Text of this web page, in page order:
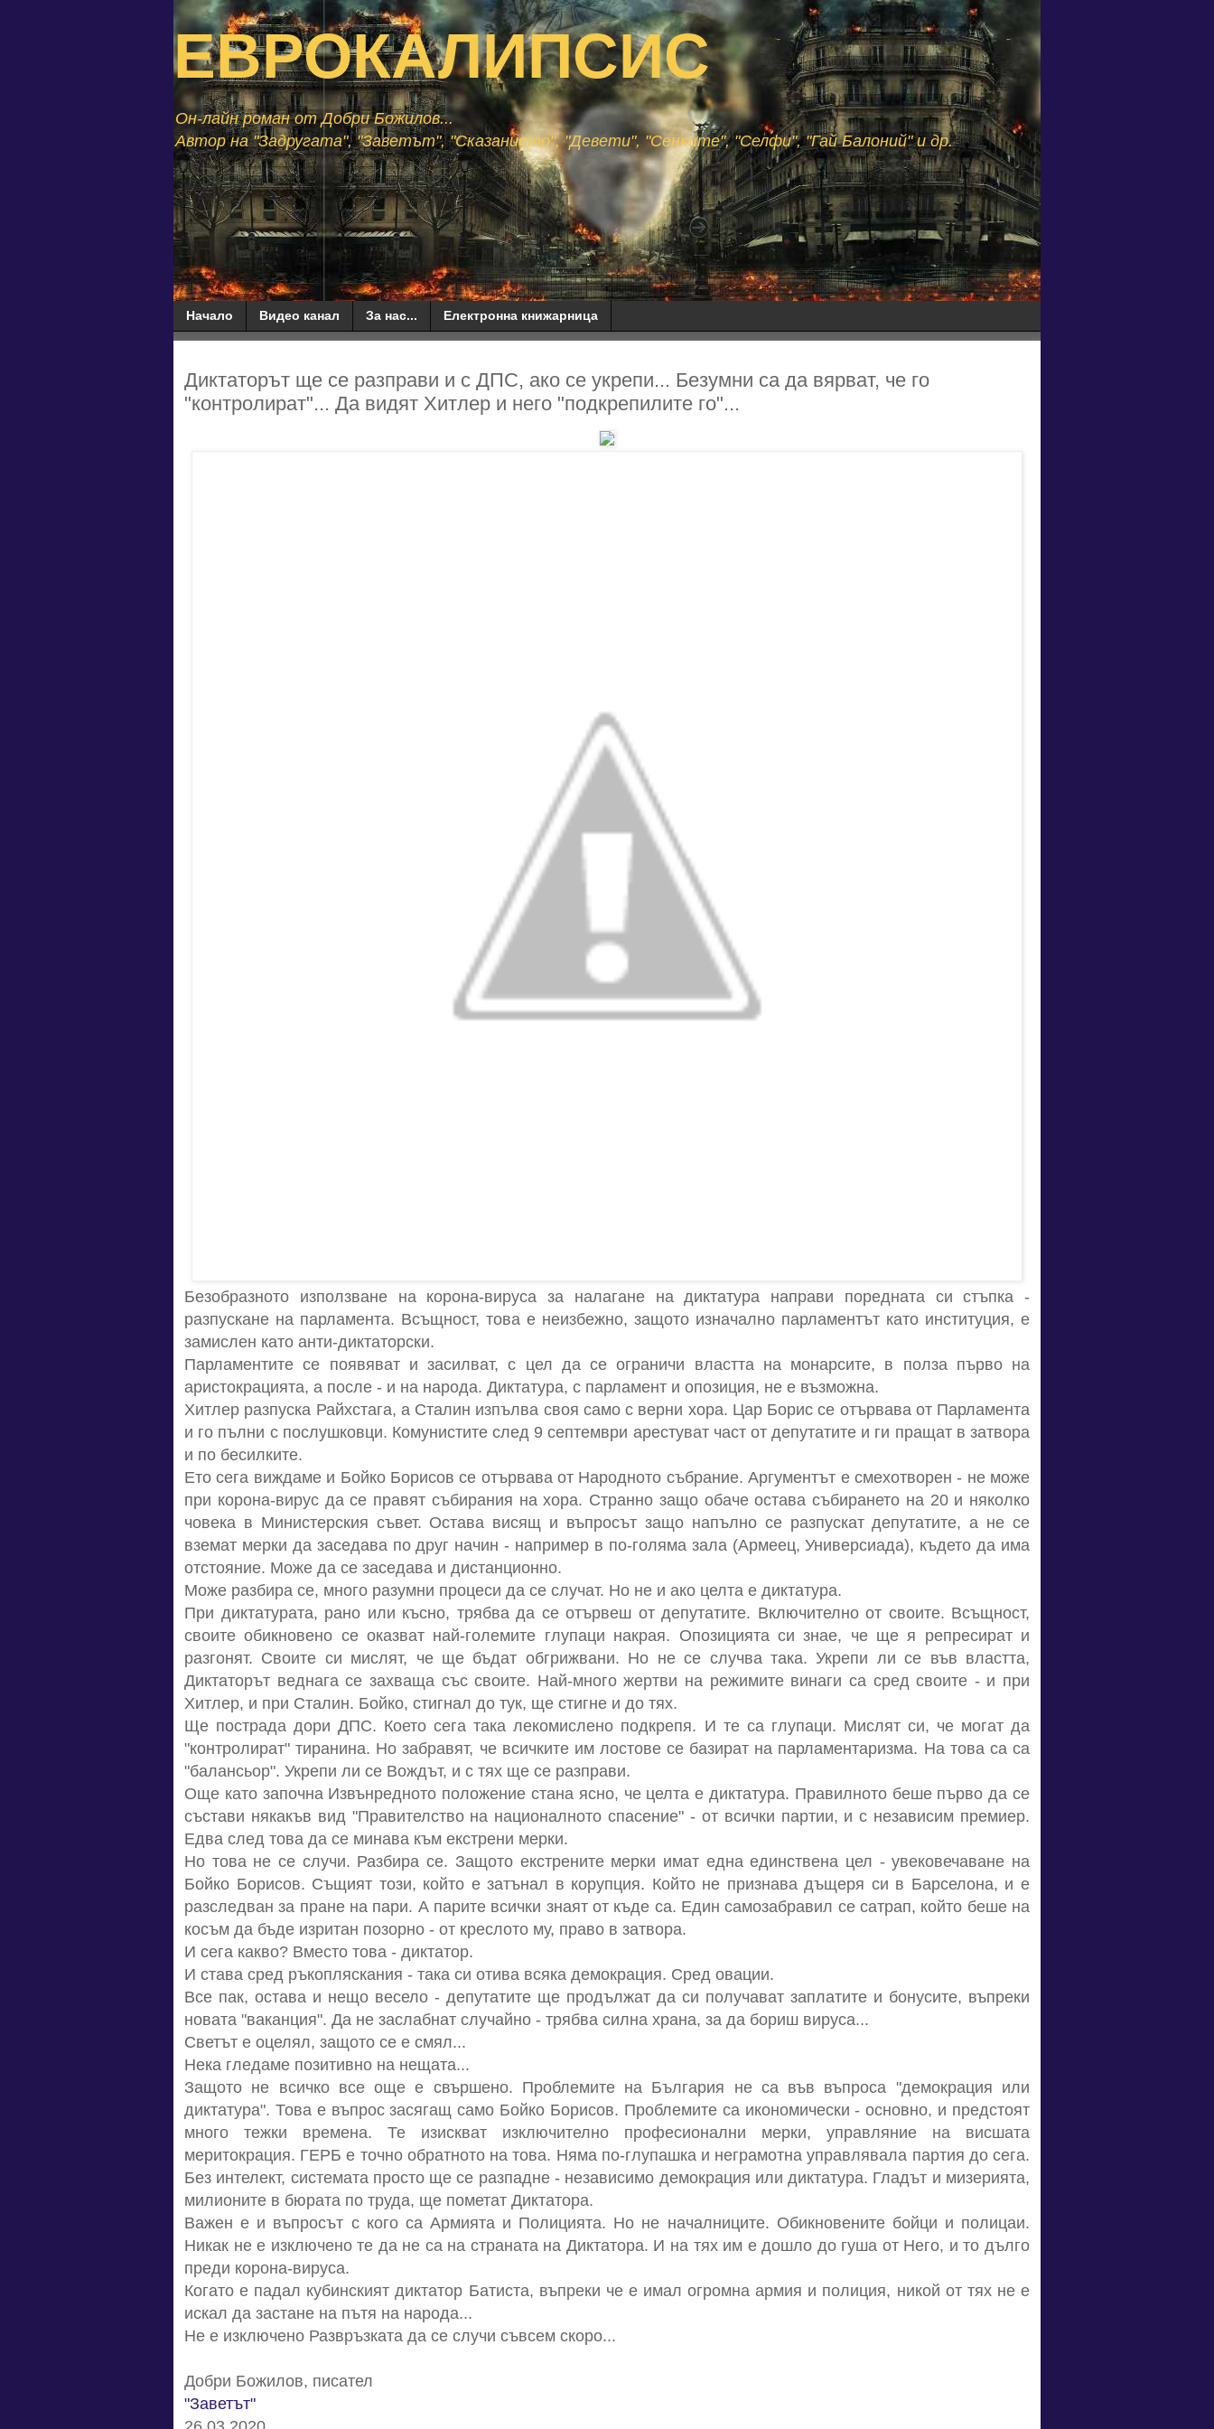
ЕВРОКАЛИПСИС
Он-лайн роман от Добри Божилов...
Автор на "Задругата", "Заветът", "Сказанието", "Девети", "Сенките", "Селфи", "Гай Балоний" и др.
Начало Видео канал За нас... Електронна книжарница
Диктаторът ще се разправи и с ДПС, ако се укрепи... Безумни са да вярват, че го
"контролират"... Да видят Хитлер и него "подкрепилите го"...
Безобразното използване на корона-вируса за налагане на диктатура направи поредната си стъпка -
разпускане на парламента. Всъщност, това е неизбежно, защото изначално парламентът като институция, е
замислен като анти-диктаторски.
Парламентите се появяват и засилват, с цел да се ограничи властта на монарсите, в полза първо на
аристокрацията, а после - и на народа. Диктатура, с парламент и опозиция, не е възможна.
Хитлер разпуска Райхстага, а Сталин изпълва своя само с верни хора. Цар Борис се отървава от Парламента
и го пълни с послушковци. Комунистите след 9 септември арестуват част от депутатите и ги пращат в затвора
и по бесилките.
Ето сега виждаме и Бойко Борисов се отървава от Народното събрание. Аргументът е смехотворен - не може
при корона-вирус да се правят събирания на хора. Странно защо обаче остава събирането на 20 и няколко
човека в Министерския съвет. Остава висящ и въпросът защо напълно се разпускат депутатите, а не се
вземат мерки да заседава по друг начин - например в по-голяма зала (Армеец, Универсиада), където да има
отстояние. Може да се заседава и дистанционно.
Може разбира се, много разумни процеси да се случат. Но не и ако целта е диктатура.
При диктатурата, рано или късно, трябва да се отървеш от депутатите. Включително от своите. Всъщност,
своите обикновено се оказват най-големите глупаци накрая. Опозицията си знае, че ще я репресират и
разгонят. Своите си мислят, че ще бъдат обгрижвани. Но не се случва така. Укрепи ли се във властта,
Диктаторът веднага се захваща със своите. Най-много жертви на режимите винаги са сред своите - и при
Хитлер, и при Сталин. Бойко, стигнал до тук, ще стигне и до тях.
Ще пострада дори ДПС. Което сега така лекомислено подкрепя. И те са глупаци. Мислят си, че могат да
"контролират" тиранина. Но забравят, че всичките им лостове се базират на парламентаризма. На това са са
"балансьор". Укрепи ли се Вождът, и с тях ще се разправи.
Още като започна Извънредното положение стана ясно, че целта е диктатура. Правилното беше първо да се
състави някакъв вид "Правителство на националното спасение" - от всички партии, и с независим премиер.
Едва след това да се минава към екстрени мерки.
Но това не се случи. Разбира се. Защото екстрените мерки имат една единствена цел - увековечаване на
Бойко Борисов. Същият този, който е затънал в корупция. Който не признава дъщеря си в Барселона, и е
разследван за пране на пари. А парите всички знаят от къде са. Един самозабравил се сатрап, който беше на
косъм да бъде изритан позорно - от креслото му, право в затвора.
И сега какво? Вместо това - диктатор.
И става сред ръкопляскания - така си отива всяка демокрация. Сред овации.
Все пак, остава и нещо весело - депутатите ще продължат да си получават заплатите и бонусите, въпреки
новата "ваканция". Да не заслабнат случайно - трябва силна храна, за да бориш вируса...
Светът е оцелял, защото се е смял...
Нека гледаме позитивно на нещата...
Защото не всичко все още е свършено. Проблемите на България не са във въпроса "демокрация или
диктатура". Това е въпрос засягащ само Бойко Борисов. Проблемите са икономически - основно, и предстоят
много тежки времена. Те изискват изключително професионални мерки, управляние на висшата
меритокрация. ГЕРБ е точно обратното на това. Няма по-глупашка и неграмотна управлявала партия до сега.
Без интелект, системата просто ще се разпадне - независимо демокрация или диктатура. Гладът и мизерията,
милионите в бюрата по труда, ще пометат Диктатора.
Важен е и въпросът с кого са Армията и Полицията. Но не началниците. Обикновените бойци и полицаи.
Никак не е изключено те да не са на страната на Диктатора. И на тях им е дошло до гуша от Него, и то дълго
преди корона-вируса.
Когато е падал кубинският диктатор Батиста, въпреки че е имал огромна армия и полиция, никой от тях не е
искал да застане на пътя на народа...
Не е изключено Развръзката да се случи съвсем скоро...
Добри Божилов, писател
"Заветът"